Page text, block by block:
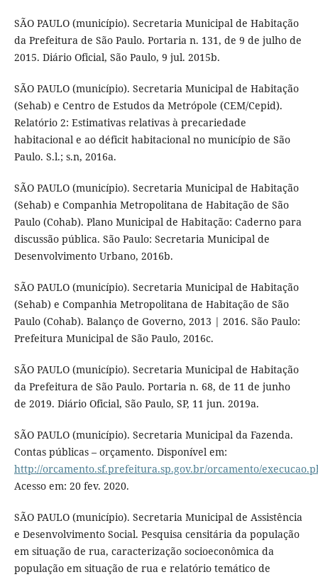
SÃO PAULO (município). Secretaria Municipal de Habitação
da Prefeitura de São Paulo. Portaria n. 131, de 9 de julho de
2015. Diário Oficial, São Paulo, 9 jul. 2015b.
SÃO PAULO (município). Secretaria Municipal de Habitação
(Sehab) e Centro de Estudos da Metrópole (CEM/Cepid).
Relatório 2: Estimativas relativas à precariedade
habitacional e ao déficit habitacional no município de São
Paulo. S.l.; s.n, 2016a.
SÃO PAULO (município). Secretaria Municipal de Habitação
(Sehab) e Companhia Metropolitana de Habitação de São
Paulo (Cohab). Plano Municipal de Habitação: Caderno para
discussão pública. São Paulo: Secretaria Municipal de
Desenvolvimento Urbano, 2016b.
SÃO PAULO (município). Secretaria Municipal de Habitação
(Sehab) e Companhia Metropolitana de Habitação de São
Paulo (Cohab). Balanço de Governo, 2013 | 2016. São Paulo:
Prefeitura Municipal de São Paulo, 2016c.
SÃO PAULO (município). Secretaria Municipal de Habitação
da Prefeitura de São Paulo. Portaria n. 68, de 11 de junho
de 2019. Diário Oficial, São Paulo, SP, 11 jun. 2019a.
SÃO PAULO (município). Secretaria Municipal da Fazenda.
Contas públicas – orçamento. Disponível em:
http://orcamento.sf.prefeitura.sp.gov.br/orcamento/
Acesso em: 20 fev. 2020.
SÃO PAULO (município). Secretaria Municipal de Assistência
e Desenvolvimento Social. Pesquisa censitária da população
em situação de rua, caracterização socioeconômica da
população em situação de rua e relatório temático de